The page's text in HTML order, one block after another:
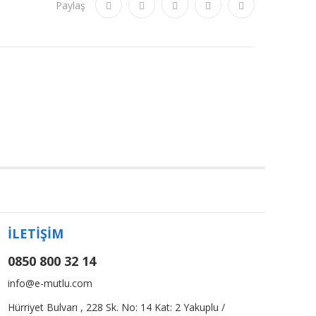
Paylaş
İLETİŞİM
0850 800 32 14
info@e-mutlu.com
Hürriyet Bulvarı , 228 Sk. No: 14 Kat: 2 Yakuplu /